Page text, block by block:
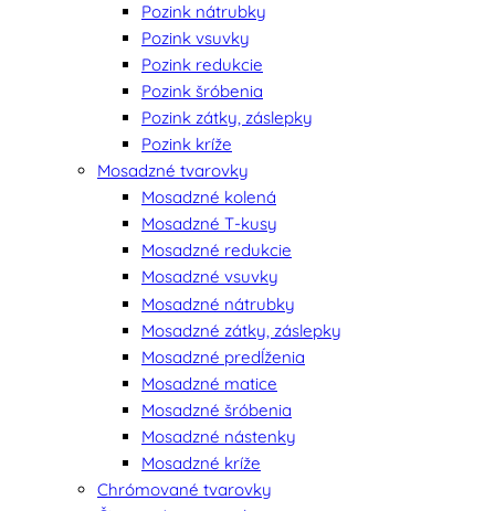
Pozink nátrubky
Pozink vsuvky
Pozink redukcie
Pozink šróbenia
Pozink zátky, záslepky
Pozink kríže
Mosadzné tvarovky
Mosadzné kolená
Mosadzné T-kusy
Mosadzné redukcie
Mosadzné vsuvky
Mosadzné nátrubky
Mosadzné zátky, záslepky
Mosadzné predĺženia
Mosadzné matice
Mosadzné šróbenia
Mosadzné nástenky
Mosadzné kríže
Chrómované tvarovky